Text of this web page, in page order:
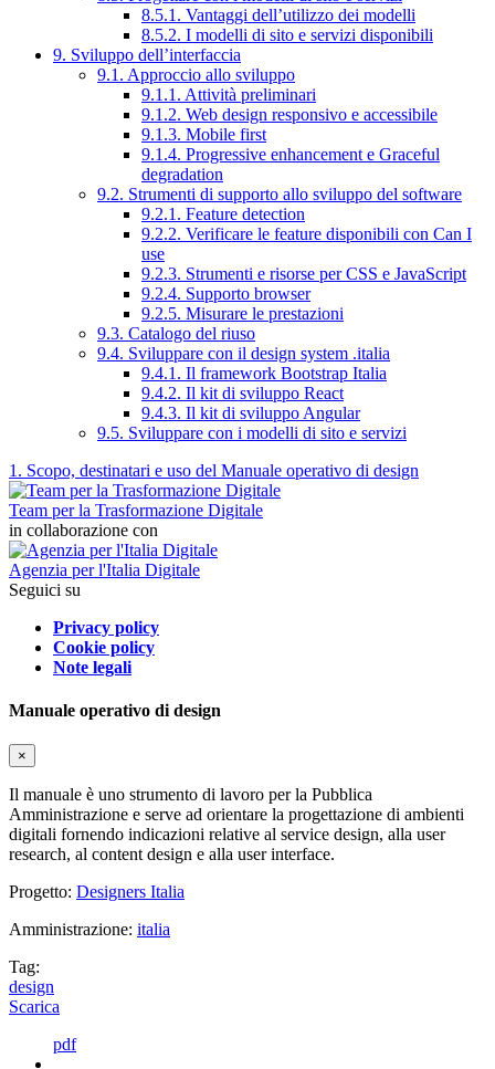
8.5.1. Vantaggi dell’utilizzo dei modelli
8.5.2. I modelli di sito e servizi disponibili
9. Sviluppo dell’interfaccia
9.1. Approccio allo sviluppo
9.1.1. Attività preliminari
9.1.2. Web design responsivo e accessibile
9.1.3. Mobile first
9.1.4. Progressive enhancement e Graceful
degradation
9.2. Strumenti di supporto allo sviluppo del software
9.2.1. Feature detection
9.2.2. Verificare le feature disponibili con Can I
use
9.2.3. Strumenti e risorse per CSS e JavaScript
9.2.4. Supporto browser
9.2.5. Misurare le prestazioni
9.3. Catalogo del riuso
9.4. Sviluppare con il design system .italia
9.4.1. Il framework Bootstrap Italia
9.4.2. Il kit di sviluppo React
9.4.3. Il kit di sviluppo Angular
9.5. Sviluppare con i modelli di sito e servizi
1. Scopo, destinatari e uso del Manuale operativo di design
Team per la Trasformazione Digitale
in collaborazione con
Agenzia per l'Italia Digitale
Seguici su
Privacy policy
Cookie policy
Note legali
Manuale operativo di design
×
Il manuale è uno strumento di lavoro per la Pubblica
Amministrazione e serve ad orientare la progettazione di ambienti
digitali fornendo indicazioni relative al service design, alla user
research, al content design e alla user interface.
Progetto: Designers Italia
Amministrazione: italia
Tag:
design
Scarica
pdf